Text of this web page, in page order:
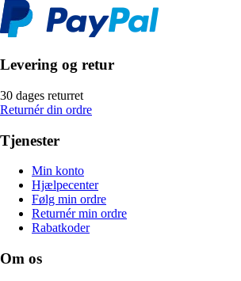
Levering og retur
30 dages returret
Returnér din ordre
Tjenester
Min konto
Hjælpecenter
Følg min ordre
Returnér min ordre
Rabatkoder
Om os